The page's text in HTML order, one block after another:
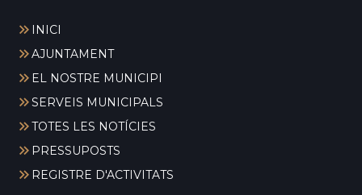
INICI
AJUNTAMENT
EL NOSTRE MUNICIPI
SERVEIS MUNICIPALS
TOTES LES NOTÍCIES
PRESSUPOSTS
REGISTRE D'ACTIVITATS